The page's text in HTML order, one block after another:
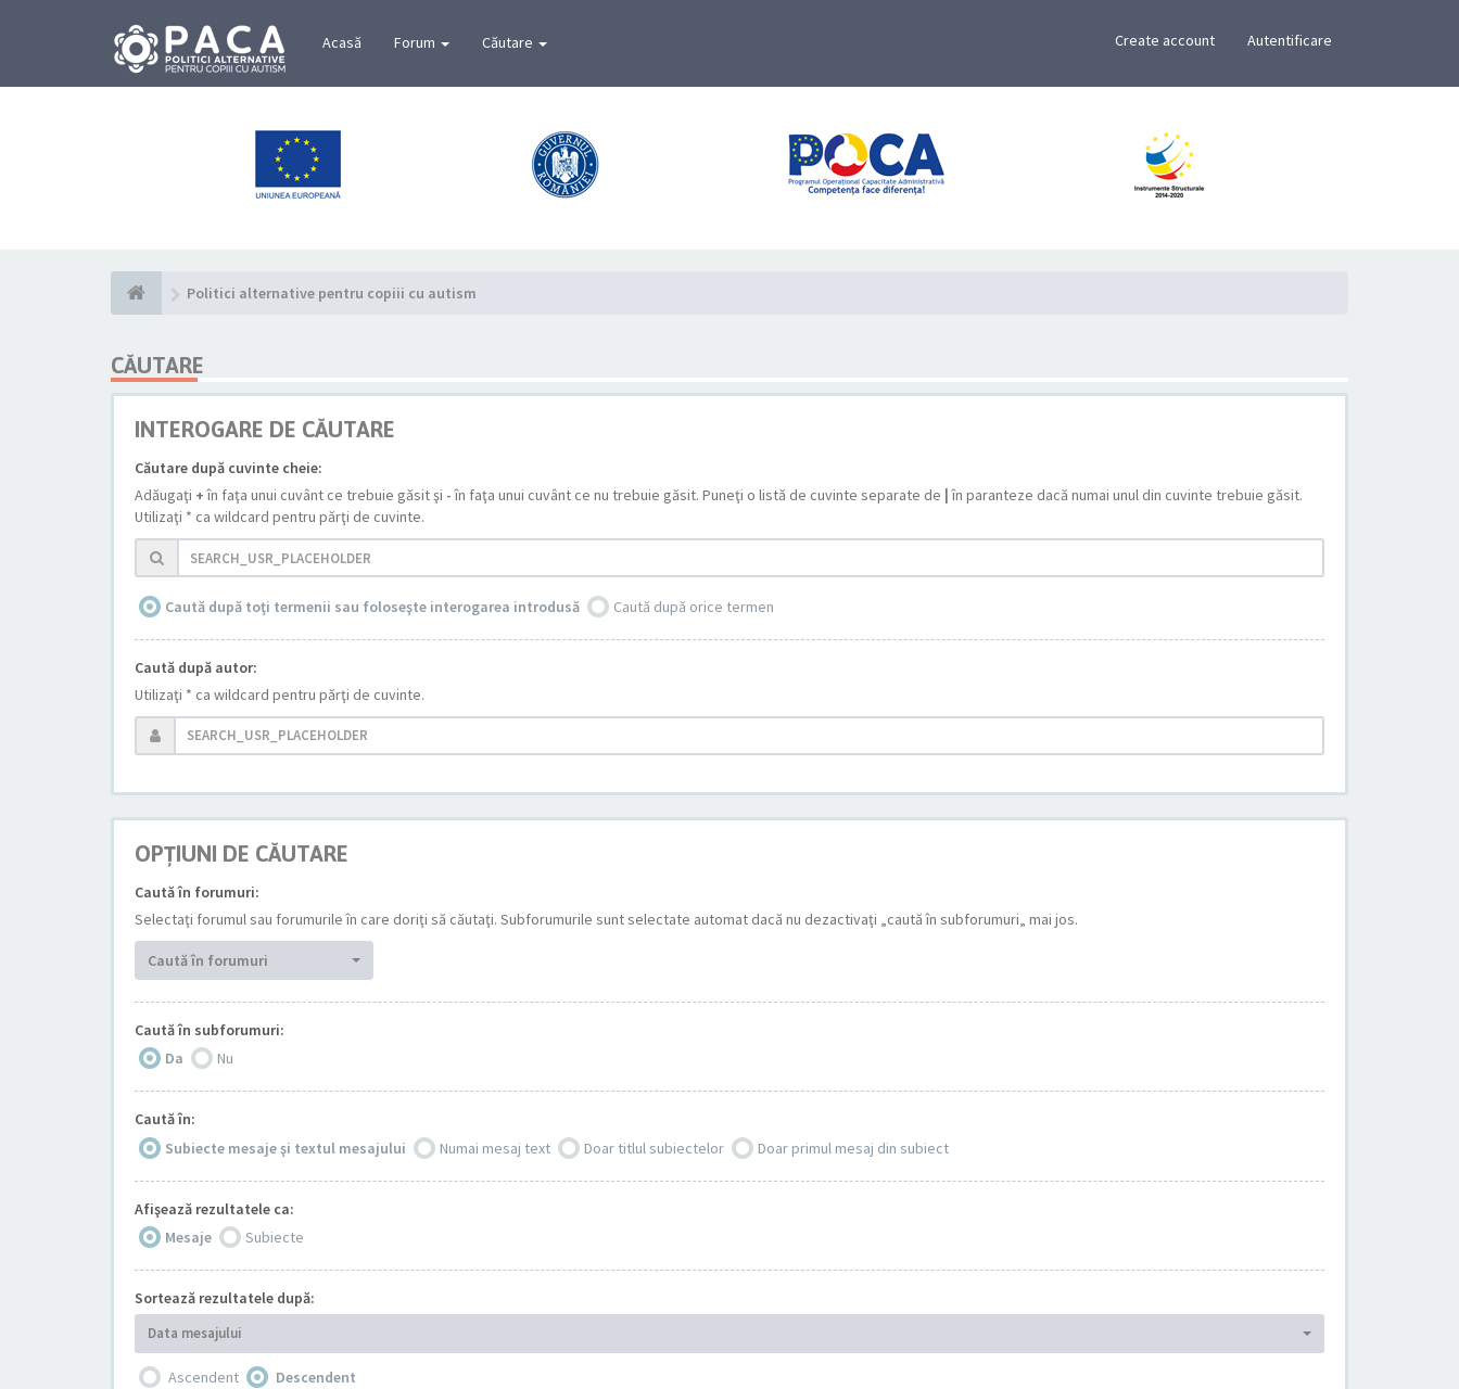
Acasă Forum Căutare Create account Autentificare
Politici alternative pentru copiii cu autism
CĂUTARE
INTEROGARE DE CĂUTARE
Căutare după cuvinte cheie:
Adăugaţi +în faţa unui cuvânt ce trebuie găsit şi -în faţa unui cuvânt ce nu trebuie găsit. Puneţi o listă de cuvinte separate de |în paranteze dacă numai unul din cuvinte trebuie găsit.
Utilizaţi * ca wildcard pentru părţi de cuvinte.
Caută după toţi termenii sau foloseşte interogarea introdusă Caută după orice termen
Caută după autor:
Utilizaţi * ca wildcard pentru părţi de cuvinte.
OPŢIUNI DE CĂUTARE
Caută în forumuri:
Selectaţi forumul sau forumurile în care doriţi să căutaţi. Subforumurile sunt selectate automat dacă nu dezactivaţi „caută în subforumuri„ mai jos.
Caută în forumuri
Caută în subforumuri:
Da
Nu
Caută în:
Subiecte mesaje şi textul mesajului
Numai mesaj text Doar titlul subiectelor Doar primul mesaj din subiect
Afişează rezultatele ca:
Mesaje
Subiecte
Sortează rezultatele după:
Data mesajului
Ascendent Descendent